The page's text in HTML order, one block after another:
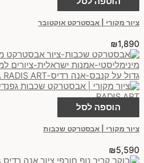
ציור מקורי | אבסטרקט אוקטובר
₪1,890
הוספה לסל
ציור מקורי | אבסטרקט שכבות
₪5,590